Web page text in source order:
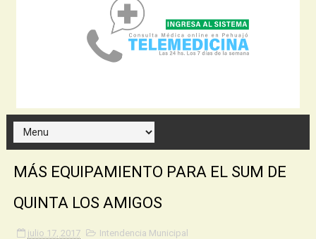
MÁS EQUIPAMIENTO PARA EL SUM DE
QUINTA LOS AMIGOS
julio 17, 2017 Intendencia Municipal